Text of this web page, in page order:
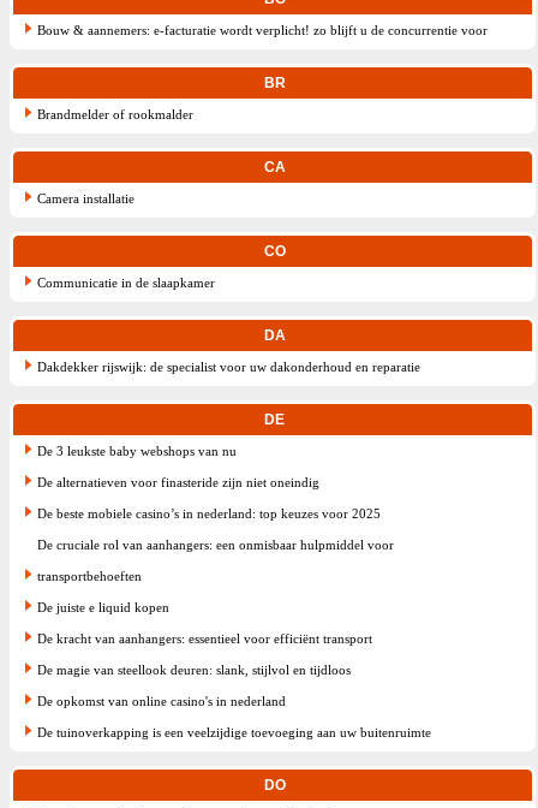
Bouw & aannemers: e-facturatie wordt verplicht! zo blijft u de concurrentie voor
BR
Brandmelder of rookmalder
CA
Camera installatie
CO
Communicatie in de slaapkamer
DA
Dakdekker rijswijk: de specialist voor uw dakonderhoud en reparatie
DE
De 3 leukste baby webshops van nu
De alternatieven voor finasteride zijn niet oneindig
De beste mobiele casino’s in nederland: top keuzes voor 2025
De cruciale rol van aanhangers: een onmisbaar hulpmiddel voor
transportbehoeften
De juiste e liquid kopen
De kracht van aanhangers: essentieel voor efficiënt transport
De magie van steellook deuren: slank, stijlvol en tijdloos
De opkomst van online casino's in nederland
De tuinoverkapping is een veelzijdige toevoeging aan uw buitenruimte
DO